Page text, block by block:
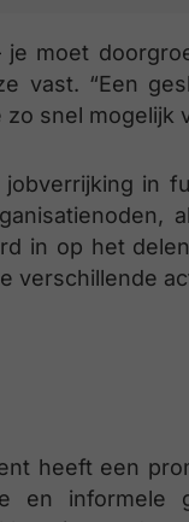
je moet
vast. “Een
snel mogelijk
in
in op het
verschillende
heeft een
en informele